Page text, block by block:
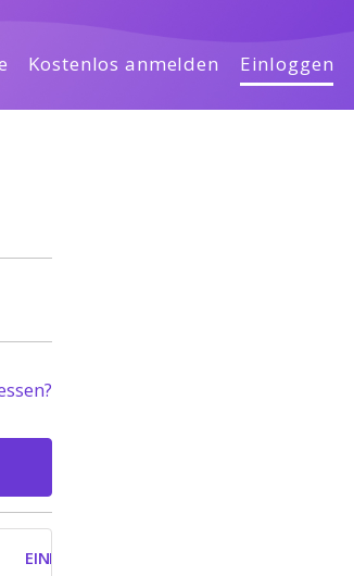
Kostenlos anmelden Einloggen
EINLOGGEN MIT GOOGLE